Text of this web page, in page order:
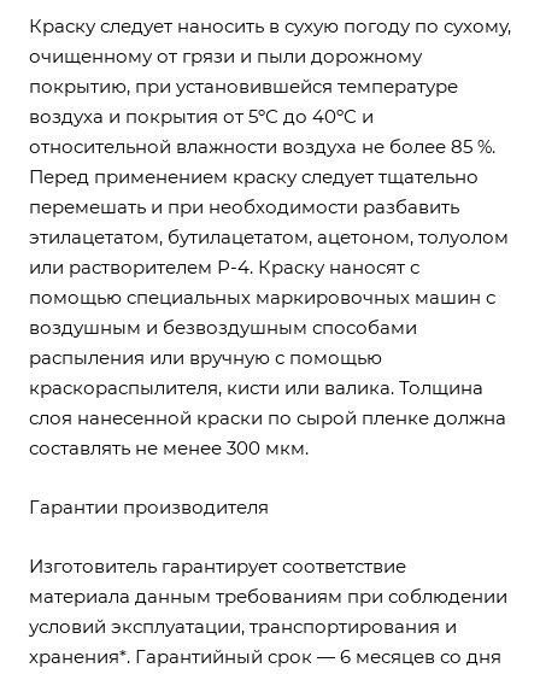
Краску следует наносить в сухую погоду по сухому,
очищенному от грязи и пыли дорожному
покрытию, при установившейся температуре
воздуха и покрытия от 5ºС до 40ºС и
относительной влажности воздуха не более 85 %.
Перед применением краску следует тщательно
перемешать и при необходимости разбавить
этилацетатом, бутилацетатом, ацетоном, толуолом
или растворителем Р-4. Краску наносят с
помощью специальных маркировочных машин с
воздушным и безвоздушным способами
распыления или вручную с помощью
краскораспылителя, кисти или валика. Толщина
слоя нанесенной краски по сырой пленке должна
составлять не менее 300 мкм.
Гарантии производителя
Изготовитель гарантирует соответствие
материала данным требованиям при соблюдении
условий эксплуатации, транспортирования и
хранения*. Гарантийный срок — 6 месяцев со дня